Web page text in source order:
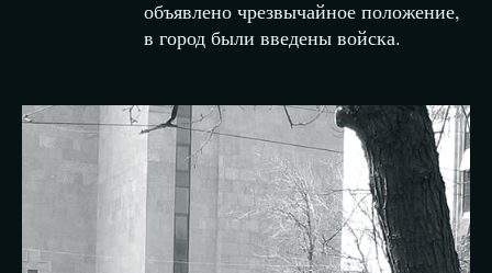
объявлено чрезвычайное положение,
в город были введены войска.